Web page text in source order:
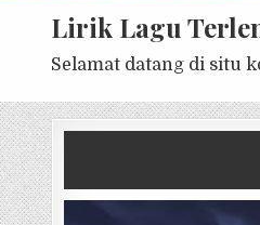
Lirik Lagu
Selamat datang di situ